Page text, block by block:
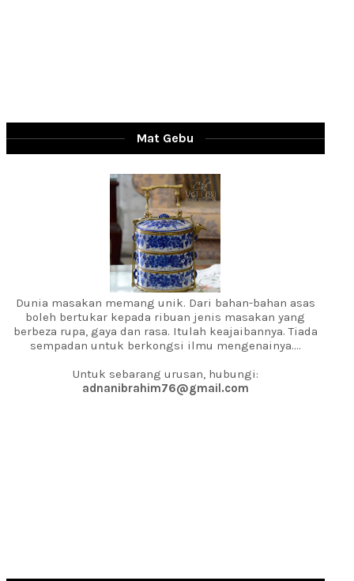
Mat Gebu
Dunia masakan memang unik. Dari bahan-bahan asas
boleh bertukar kepada ribuan jenis masakan yang
berbeza rupa, gaya dan rasa. Itulah keajaibannya. Tiada
sempadan untuk berkongsi ilmu mengenainya....
Untuk sebarang urusan, hubungi:
adnanibrahim76@gmail.com